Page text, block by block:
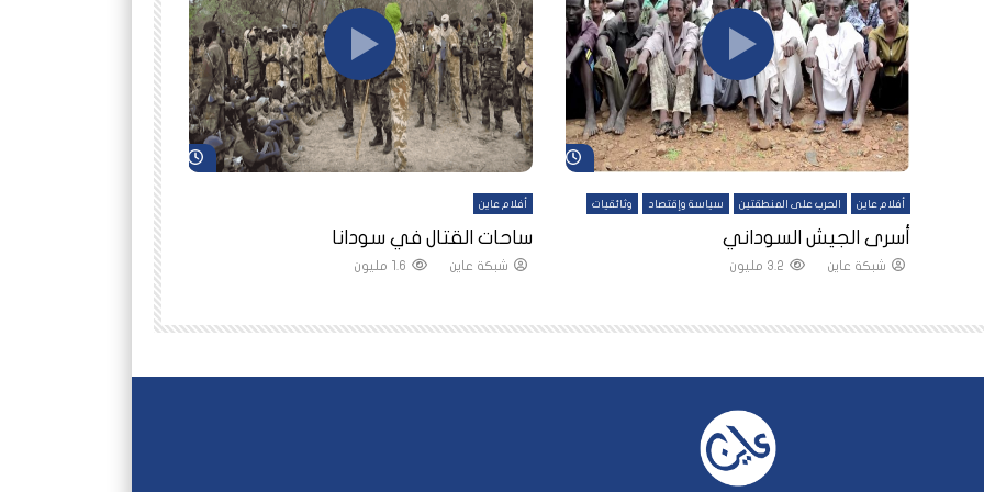
شاهد لاحقاً شاهد لاحقاً
أفلام عاين الحرب على المنطقتين سياسة وإقتصاد وثائقيات
أسرى الجيش السوداني
شبكة عاين 3.2 مليون
شاهد لاحقاً
أفلام عاين
ساحات القتال في سودانا
شبكة عاين 1.6 مليون
رانيا مأمون: الثمن